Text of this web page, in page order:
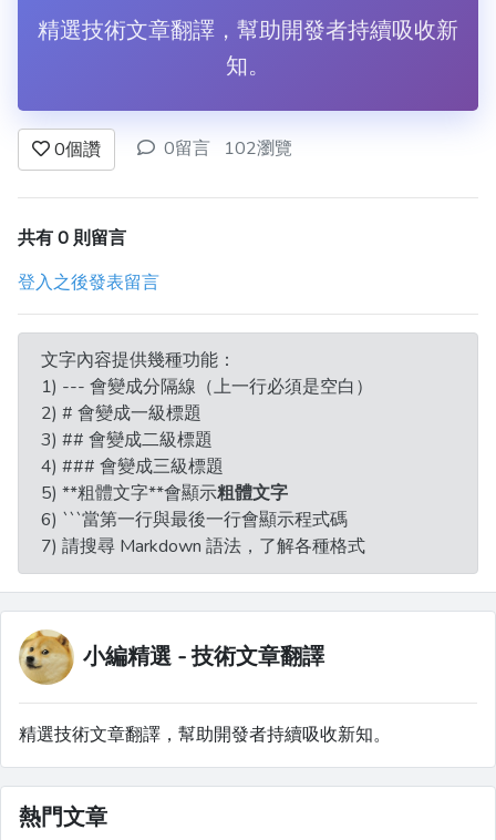
精選技術文章翻譯，幫助開發者持續吸收新
知。
0個讚 0留言 102瀏覽
共有 0 則留言
登入之後發表留言
文字內容提供幾種功能：
1) --- 會變成分隔線（上一行必須是空白）
2) # 會變成一級標題
3) ## 會變成二級標題
4) ### 會變成三級標題
5) **粗體文字**會顯示粗體文字
6) ```當第一行與最後一行會顯示程式碼
7) 請搜尋 Markdown 語法，了解各種格式
小編精選 - 技術文章翻譯
精選技術文章翻譯，幫助開發者持續吸收新知。
熱門文章